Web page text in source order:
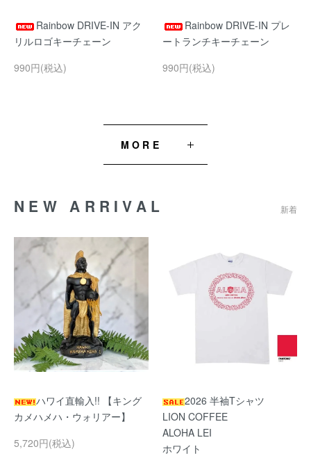
Rainbow DRIVE-IN アク
リルロゴキーチェーン
990円(税込)
Rainbow DRIVE-IN プレ
ートランチキーチェーン
990円(税込)
MORE
NEW ARRIVAL 新着
ハワイ直輸入!! 【キング
カメハメハ・ウォリアー】
5,720円(税込)
2026 半袖Tシャツ
LION COFFEE
ALOHA LEI
ホワイト